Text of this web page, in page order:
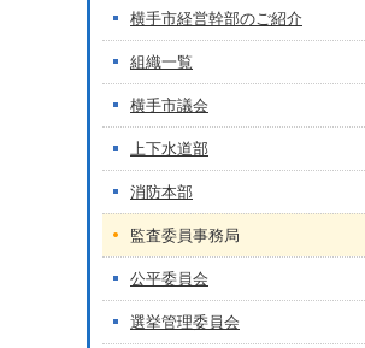
横手市経営幹部のご紹介
組織一覧
横手市議会
上下水道部
消防本部
監査委員事務局
公平委員会
選挙管理委員会